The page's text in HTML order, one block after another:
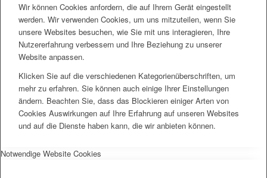
Wir können Cookies anfordern, die auf Ihrem Gerät eingestellt
werden. Wir verwenden Cookies, um uns mitzuteilen, wenn Sie
unsere Websites besuchen, wie Sie mit uns interagieren, Ihre
Nutzererfahrung verbessern und Ihre Beziehung zu unserer
Website anpassen.
Klicken Sie auf die verschiedenen Kategorienüberschriften, um
mehr zu erfahren. Sie können auch einige Ihrer Einstellungen
ändern. Beachten Sie, dass das Blockieren einiger Arten von
Cookies Auswirkungen auf Ihre Erfahrung auf unseren Websites
und auf die Dienste haben kann, die wir anbieten können.
Notwendige Website Cookies